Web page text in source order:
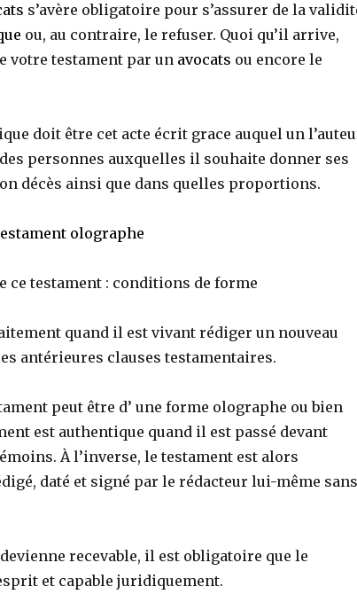
s’avère obligatoire pour s’assurer de la
ou, au contraire, le refuser. Quoi qu’il arrive,
votre testament par un avocats ou encore le
doit être cet acte écrit grace auquel un
personnes auxquelles il souhaite donner ses
décès ainsi que dans quelles proportions.
olographe
ce testament : conditions de forme
quand il est vivant rédiger un nouveau
antérieures clauses testamentaires.
peut être d’ une forme olographe ou bien
est authentique quand il est passé devant
À l’inverse, le testament est alors
daté et signé par le rédacteur lui-même sans
recevable, il est obligatoire que le
et capable juridiquement.